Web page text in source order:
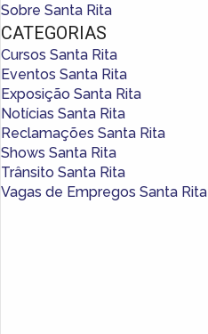
Sobre Santa Rita
CATEGORIAS
Cursos Santa Rita
Eventos Santa Rita
Exposição Santa Rita
Notícias Santa Rita
Reclamações Santa Rita
Shows Santa Rita
Trânsito Santa Rita
Vagas de Empregos Santa Rita